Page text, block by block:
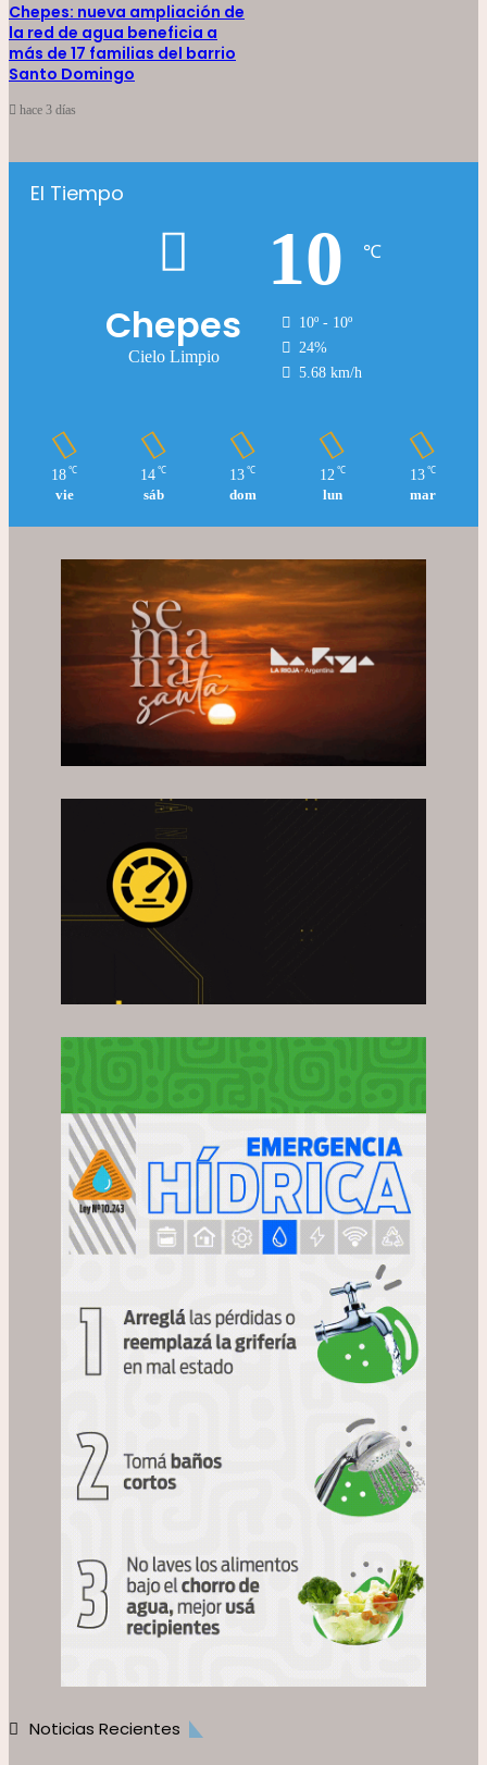
Chepes: nueva ampliación de
la red de agua beneficia a
más de 17 familias del barrio
Santo Domingo
hace 3 días
El Tiempo
Chepes
Cielo Limpio
10 ℃
10º - 10º
24%
5.68 km/h
18 ℃
vie
14 ℃
sáb
13 ℃
dom
12 ℃
lun
13 ℃
mar
Noticias Recientes